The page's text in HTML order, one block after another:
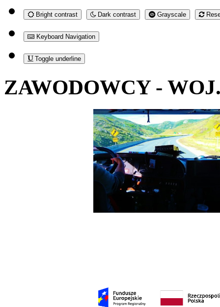
Bright contrast Dark contrast Grayscale
Keyboard Navigation
Toggle underline
ZAWODOWCY -